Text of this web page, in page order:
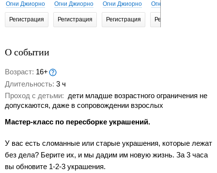
Огни Джиорно
Регистрация
Огни Джиорно
Регистрация
Огни Джиорно
Регистрация
Огни Джиорно
Регистрация
О событии
Возраст: 16+
Длительность: 3 ч
Проход с детьми: дети младше возрастного ограничения не
допускаются, даже в сопровождении взрослых
Мастер-класс по пересборке украшений.
У вас есть сломанные или старые украшения, которые лежат
без дела? Берите их, и мы дадим им новую жизнь. За 3 часа
вы обновите 1-2-3 украшения.